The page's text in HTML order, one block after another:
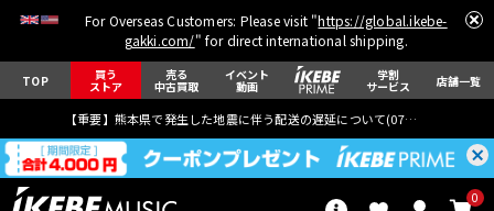
For Overseas Customers: Please visit "https://global.ikebe-
gakki.com/" for direct international shipping.
TOP 買う
ストア
売る
中古買取
イベント
動画
学割
サービス 店舗一覧
【重要】熊本県で発生した地震に伴う配送の遅延について(07月29日
0